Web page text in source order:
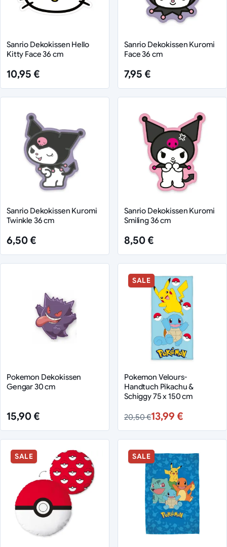
Sanrio Dekokissen Hello
Kitty Face 36 cm
10,95 €
Sanrio Dekokissen Kuromi
Face 36 cm
7,95 €
Sanrio Dekokissen Kuromi
Twinkle 36 cm
6,50 €
Sanrio Dekokissen Kuromi
Smiling 36 cm
8,50 €
Pokemon Dekokissen
Gengar 30 cm
15,90 €
SALE
Pokemon Velours-
Handtuch Pikachu &
Schiggy 75 x 150 cm
20,50 €13,99 €
SALE SALE